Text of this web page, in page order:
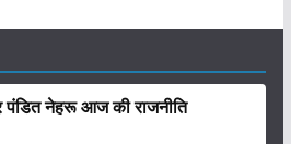
पंडित नेहरू आज की राजनीति